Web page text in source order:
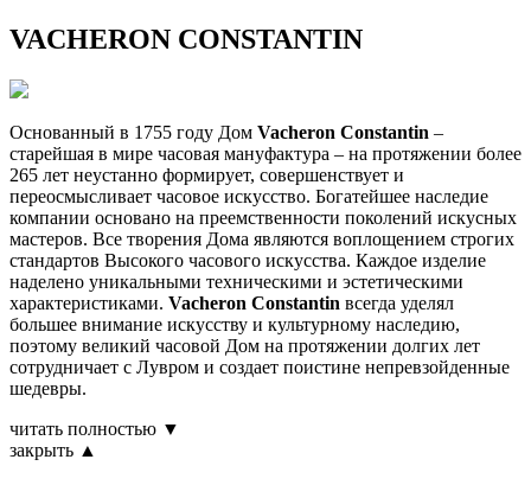
VACHERON CONSTANTIN
Основанный в 1755 году Дом Vacheron Constantin –
старейшая в мире часовая мануфактура – на протяжении более
265 лет неустанно формирует, совершенствует и
переосмысливает часовое искусство. Богатейшее наследие
компании основано на преемственности поколений искусных
мастеров. Все творения Дома являются воплощением строгих
стандартов Высокого часового искусства. Каждое изделие
наделено уникальными техническими и эстетическими
характеристиками. Vacheron Constantin всегда уделял
большее внимание искусству и культурному наследию,
поэтому великий часовой Дом на протяжении долгих лет
сотрудничает с Лувром и создает поистине непревзойденные
шедевры.
читать полностью ▼
закрыть ▲